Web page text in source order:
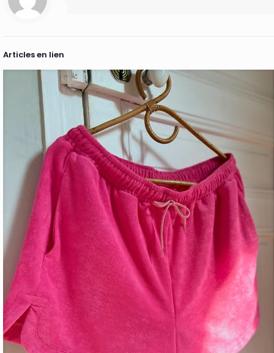
Articles en lien